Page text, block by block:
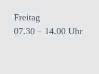
Freitag
07.30 – 14.00 Uhr